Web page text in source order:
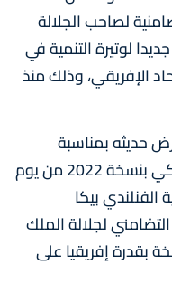
لصاحب الجلالة
لوتيرة التنمية في
الإفريقي، وذلك منذ
حديثه بمناسبة
احتفال الجالية الإفريقية في هلسنكي بنسخة 2022 من يوم
الفنلندي بيكا
التضامني لجلالة الملك
بقدرة إفريقيا على